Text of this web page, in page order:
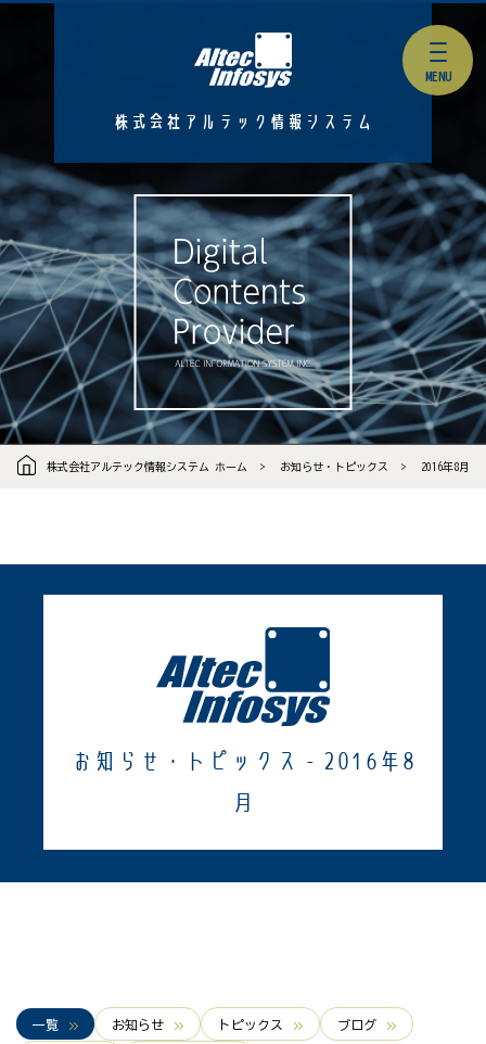
株式会社アルテック情報システム
株式会社アルテック情報システム ホーム お知らせ・トピックス 2016年8月
お知らせ・トピックス - 2016年8
月
一覧 お知らせ トピックス ブログ